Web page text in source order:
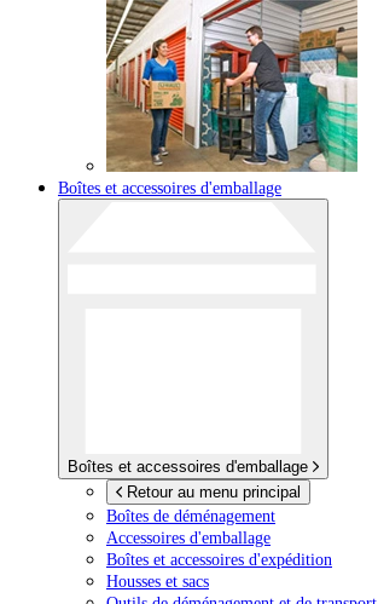
Boîtes et accessoires d'emballage
Boîtes et accessoires d'emballage
Retour au menu principal
Boîtes de déménagement
Accessoires d'emballage
Boîtes et accessoires d'expédition
Housses et sacs